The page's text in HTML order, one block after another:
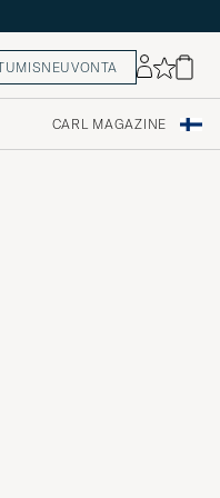
CARL MAGAZINE